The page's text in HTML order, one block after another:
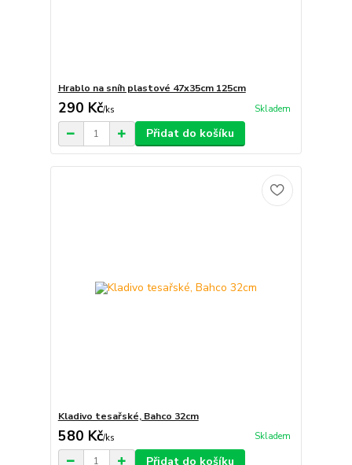
Hrablo na sníh plastové 47x35cm 125cm
290 Kč/ks Skladem
Přidat do košíku
Kladivo tesařské, Bahco 32cm
580 Kč/ks Skladem
Přidat do košíku